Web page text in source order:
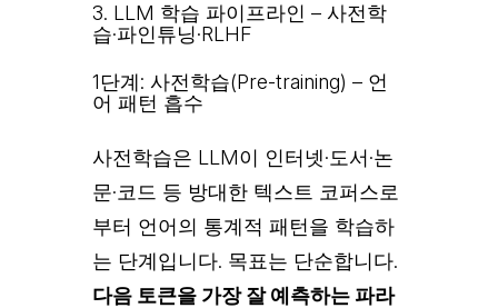
3. LLM 학습 파이프라인 – 사전학
습·파인튜닝·RLHF
1단계: 사전학습(Pre-training) – 언
어 패턴 흡수
사전학습은 LLM이 인터넷·도서·논
문·코드 등 방대한 텍스트 코퍼스로
부터 언어의 통계적 패턴을 학습하
는 단계입니다. 목표는 단순합니다.
다음 토큰을 가장 잘 예측하는 파라